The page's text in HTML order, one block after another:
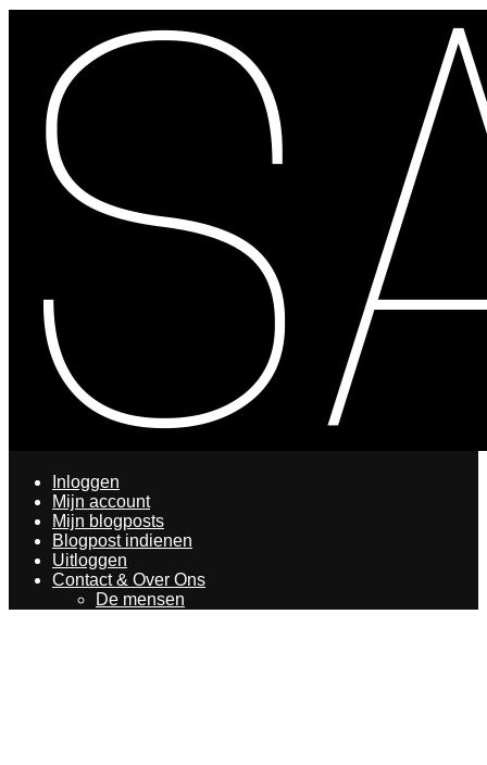
Inloggen
Mijn account
Mijn blogposts
Blogpost indienen
Uitloggen
Contact & Over Ons
De mensen